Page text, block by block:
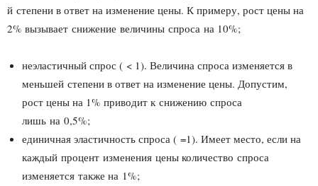
й степени в ответ на изменение цены. К примеру, рост цены на
2% вызывает снижение величины спроса на 10%;
неэластичный спрос ( < 1). Величина спроса изменяется в
меньшей степени в ответ на изменение цены. Допустим,
рост цены на 1% приводит к снижению спроса
лишь на 0,5%;
единичная эластичность спроса ( =1). Имеет место, если на
каждый процент изменения цены количество спроса
изменяется также на 1%;